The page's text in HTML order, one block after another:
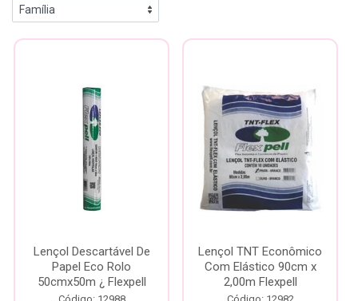
Lençol Descartável De
Papel Eco Rolo
50cmx50m ¿ Flexpell
Lençol TNT Econômico
Com Elástico 90cm x
2,00m Flexpell